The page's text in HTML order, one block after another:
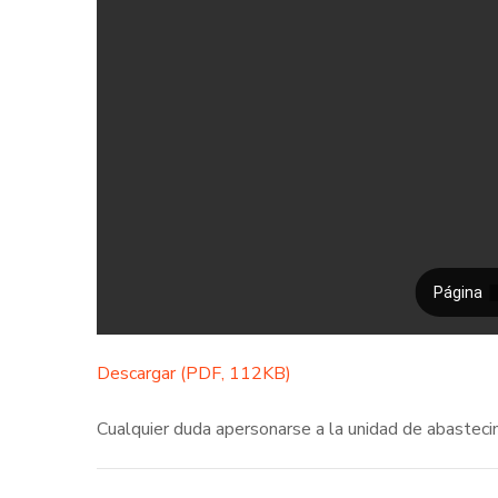
Descargar (PDF, 112KB)
Cualquier duda apersonarse a la unidad de